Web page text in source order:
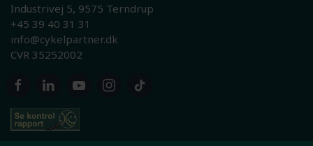
Industrivej 5, 9575 Terndrup
+45 39 40 31 31
info@cykelpartner.dk
CVR 35252002